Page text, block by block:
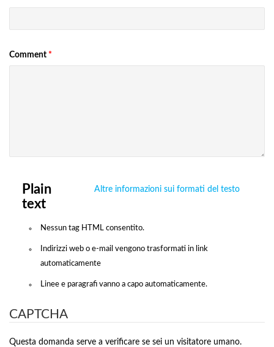
Comment *
Altre informazioni sui formati del testo
Plain
text
Nessun tag HTML consentito.
Indirizzi web o e-mail vengono trasformati in link
automaticamente
Linee e paragrafi vanno a capo automaticamente.
CAPTCHA
Questa domanda serve a verificare se sei un visitatore umano.